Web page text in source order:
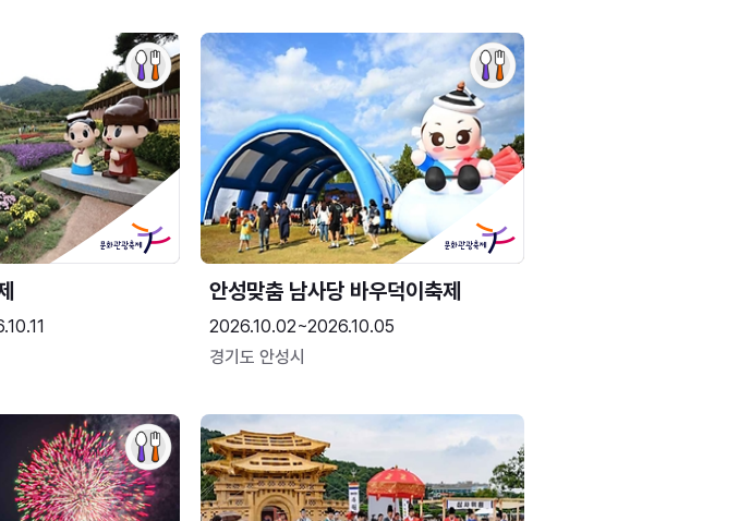
안성맞춤 남사당 바우덕이축제
2026.10.02~2026.10.05
경기도 안성시